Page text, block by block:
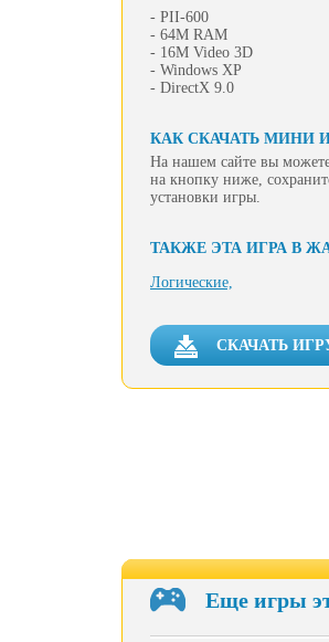
- PII-600
- 64M RAM
- 16M Video 3D
- Windows XP
- DirectX 9.0
КАК СКАЧАТЬ МИНИ
На нашем сайте вы
на кнопку ниже,
установки игры.
ТАКЖЕ ЭТА ИГРА В
Логические,
СКАЧАТЬ
Еще игры